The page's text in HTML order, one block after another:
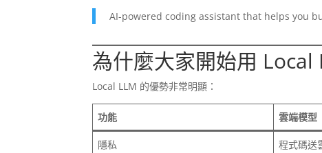
AI-powered coding assistant that helps you
為什麼大家開始用 Local
Local LLM 的優勢非常明顯：
功能 雲端模型
隱私 程式碼送